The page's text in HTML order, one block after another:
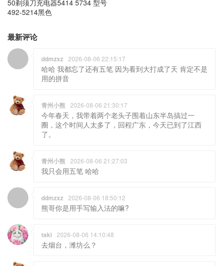
50剃须刀充电器5414 5734 型号
492-5214黑色
最新评论
ddmzxz 2026-08-06 22:15:17
哈哈 我都忘了还有五笔 因为看到大打成了天 肯定不是
用的拼音
青州小熊 2026-08-06 21:30:17
今年春天，我带着两个老头子围着山东半岛搞过一
圈，这个时间人太多了，回程广东，今天已到了江西
了。
青州小熊 2026-08-06 21:27:03
我只会用五笔 哈哈
ddmzxz 2026-08-06 18:50:12
熊哥你是用手写输入法的嘛?
taki 2026-08-06 14:10:48
去烟台，潍坊么？